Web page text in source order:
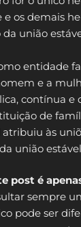
os demais
união
entidade
e a
contínua e
de
às
união
post é
sempre
pode ser